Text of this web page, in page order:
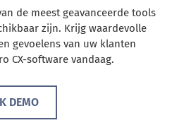
de meest geavanceerde tools
zijn. Krijg waardevolle
gevoelens van uw klanten
CX-software vandaag.
DEMO